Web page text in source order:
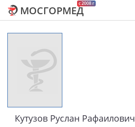
c 2008 г
МОСГОРМЕД
Кутузов Руслан Рафаилович